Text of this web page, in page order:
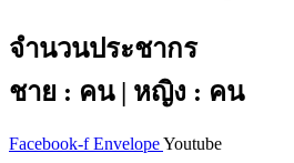
จำนวนประชากร
ชาย : คน | หญิง : คน
Facebook-f EnvelopeYoutube